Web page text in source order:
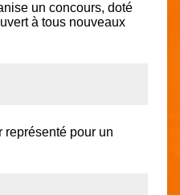
un concours, doté
à tous nouveaux
représenté pour un